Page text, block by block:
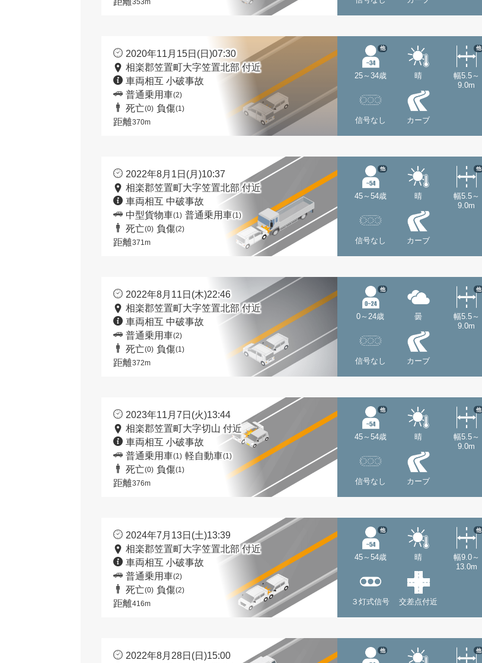
353m
2020年11月15日(日)07:30
相楽郡笠置町大字笠置北部 付近
車両相互 小破事故
普通乗用車(2)
死亡(0) 負傷(1)
距離370m
25～34歳
他
晴
幅5.5～
9.0m
他
信号なし カーブ
2022年8月1日(月)10:37
相楽郡笠置町大字笠置北部 付近
車両相互 中破事故
中型貨物車(1) 普通乗用車(1)
死亡(0) 負傷(2)
距離371m
45～54歳
他
晴
幅5.5～
9.0m
他
信号なし カーブ
2022年8月11日(木)22:46
相楽郡笠置町大字笠置北部 付近
車両相互 中破事故
普通乗用車(2)
死亡(0) 負傷(1)
距離372m
0～24歳
他
曇
幅5.5～
9.0m
他
信号なし カーブ
2023年11月7日(火)13:44
相楽郡笠置町大字切山 付近
車両相互 小破事故
普通乗用車(1) 軽自動車(1)
死亡(0) 負傷(1)
距離376m
45～54歳
他
晴
幅5.5～
9.0m
他
信号なし カーブ
2024年7月13日(土)13:39
相楽郡笠置町大字笠置北部 付近
車両相互 小破事故
普通乗用車(2)
死亡(0) 負傷(2)
距離416m
45～54歳
他
晴
幅9.0～
13.0m
他
３灯式信号 交差点付近
2022年8月28日(日)15:00
他 他